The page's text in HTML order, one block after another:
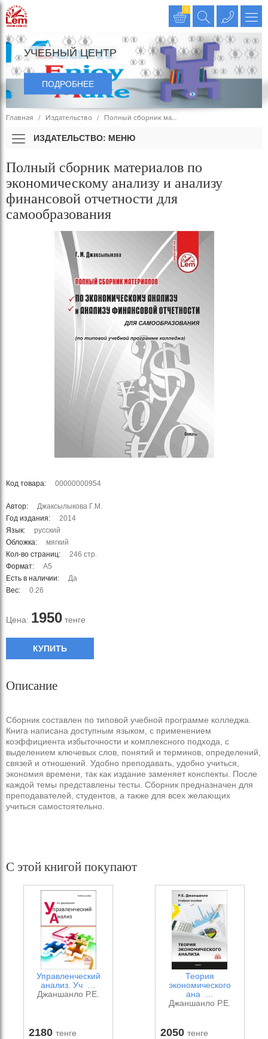
0
УЧЕБНЫЙ ЦЕНТР
ПОДРОБНЕЕ
Главная Издательство Полный сборник ма…
ИЗДАТЕЛЬСТВО: МЕНЮ
Полный сборник материалов по
экономическому анализу и анализу
финансовой отчетности для
самообразования
Код товара: 00000000954
Автор:
Джаксылыкова Г.М.
Год издания:
2014
Язык:
русский
Обложка:
мягкий
Кол-во страниц:
246 стр.
Формат:
А5
Есть в наличии:
Да
Вес:
0.26
Цена: 1950 тенге
КУПИТЬ
Описание
Сборник составлен по типовой учебной программе колледжа.
Книга написана доступным языком, с применением
коэффициента избыточности и комплексного подхода, с
выделением ключевых слов, понятий и терминов, определений,
связей и отношений. Удобно преподавать, удобно учиться,
экономия времени, так как издание заменяет конспекты. После
каждой темы представлены тесты. Сборник предназначен для
преподавателей, студентов, а также для всех желающих
учиться самостоятельно.
С этой книгой покупают
Управленческий
анализ. Уч …
Джаншанло Р.Е.
2180тенге
Теория
экономического
ана …
Джаншанло Р.Е.
2050 тенге